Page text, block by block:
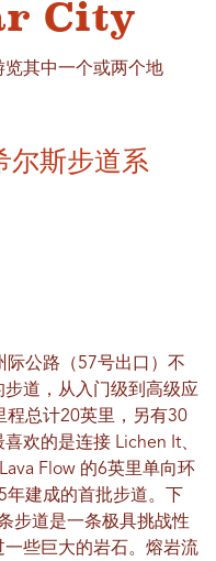
City
其中一个或两个地
斯步道系
际公路（57号出口）不
道，从入门级到高级应
程总计20英里，另有30
欢的是连接 Lichen It、
Flow 的6英里单向环
年建成的首批步道。下
步道是一条极具挑战性
些巨大的岩石。熔岩流